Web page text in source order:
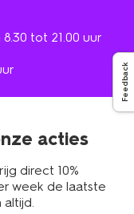
tot 21.00 uur
acties
direct 10%
week de laatste
altijd.
Feedback